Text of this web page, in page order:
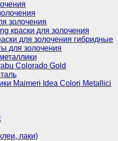
золочения
краски для золочения
для золочения гибридные
для золочения
Colorado Gold
Maimeri Idea Colori Metallici
лаки)